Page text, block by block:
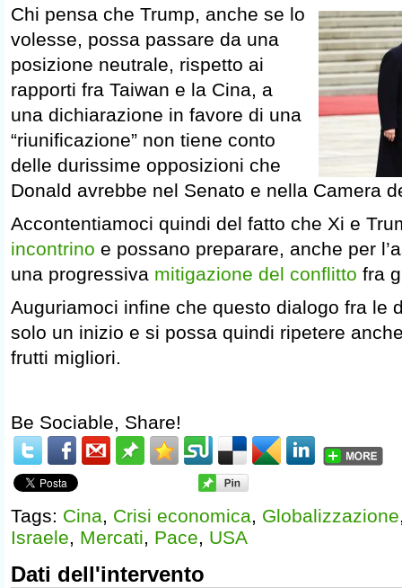
Chi pensa che Trump, anche se lo
volesse, possa passare da una
posizione neutrale, rispetto ai
rapporti fra Taiwan e la Cina, a
una dichiarazione in favore di una
“riunificazione” non tiene conto
delle durissime opposizioni che
Donald avrebbe nel Senato e nella Camera
Accontentiamoci quindi del fatto che Xi e
incontrino e possano preparare, anche per
una progressiva mitigazione del conflitto fra
Auguriamoci infine che questo dialogo fra le
solo un inizio e si possa quindi ripetere
frutti migliori.
Be Sociable, Share!
Tags: Cina, Crisi economica, Globalizzazione
Israele, Mercati, Pace, USA
Dati dell'intervento